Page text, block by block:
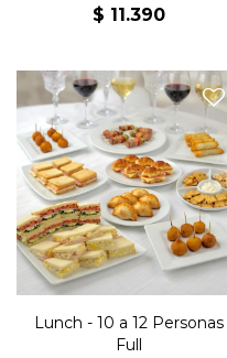
$ 11.390
24 sándwiches jamón y
queso, 24 sándwiches
olímpicos, 24 sándwiches
surtidos, 16 jesuitas jamón y
queso, 16 medialunitas
jamón y queso, 16
empanaditas, 20 villaroi, 20
arrolladitos primavera, 20
mini brochettes, 1 snack
horneado x3 y 1 Kg de
masitas.
Lunch - 10 a 12 Personas
Full